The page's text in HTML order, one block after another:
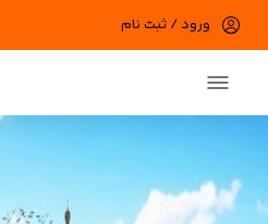
ورود / ثبت نام